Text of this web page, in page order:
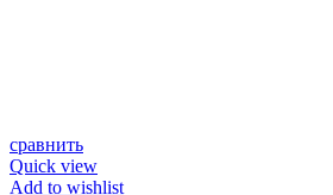
сравнить
Quick view
Add to wishlist